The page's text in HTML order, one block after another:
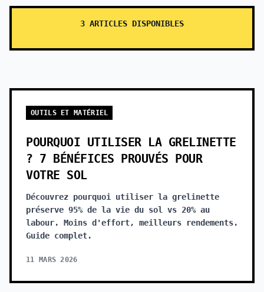
3 ARTICLES DISPONIBLES
OUTILS ET MATÉRIEL
POURQUOI UTILISER LA GRELINETTE
? 7 BÉNÉFICES PROUVÉS POUR
VOTRE SOL
Découvrez pourquoi utiliser la grelinette
préserve 95% de la vie du sol vs 20% au
labour. Moins d'effort, meilleurs rendements.
Guide complet.
11 MARS 2026